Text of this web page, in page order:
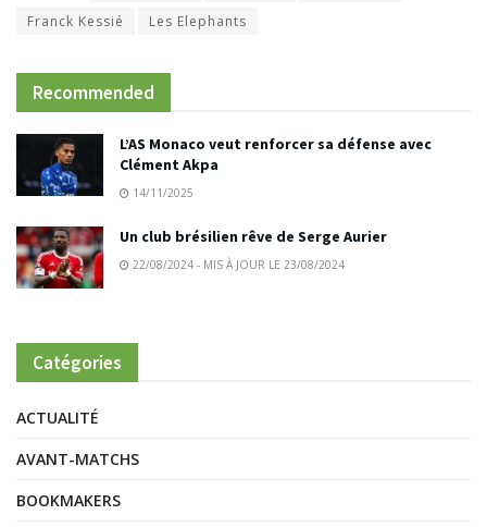
Franck Kessié
Les Elephants
Recommended
L’AS Monaco veut renforcer sa défense avec
Clément Akpa
14/11/2025
Un club brésilien rêve de Serge Aurier
22/08/2024 - MIS À JOUR LE 23/08/2024
Catégories
ACTUALITÉ
AVANT-MATCHS
BOOKMAKERS